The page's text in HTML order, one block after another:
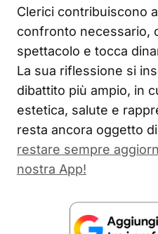
Clerici contribuiscono
confronto necessario,
spettacolo e tocca
La sua riflessione si
dibattito più ampio, in
estetica, salute e
resta ancora oggetto
restare sempre
nostra App!